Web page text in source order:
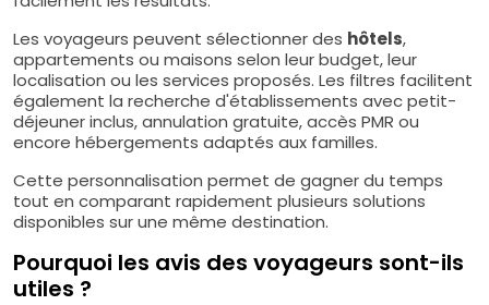
Les voyageurs peuvent sélectionner des hôtels,
appartements ou maisons selon leur budget, leur
localisation ou les services proposés. Les filtres facilitent
également la recherche d'établissements avec petit-
déjeuner inclus, annulation gratuite, accès PMR ou
encore hébergements adaptés aux familles.
Cette personnalisation permet de gagner du temps
tout en comparant rapidement plusieurs solutions
disponibles sur une même destination.
Pourquoi les avis des voyageurs sont-ils
utiles ?